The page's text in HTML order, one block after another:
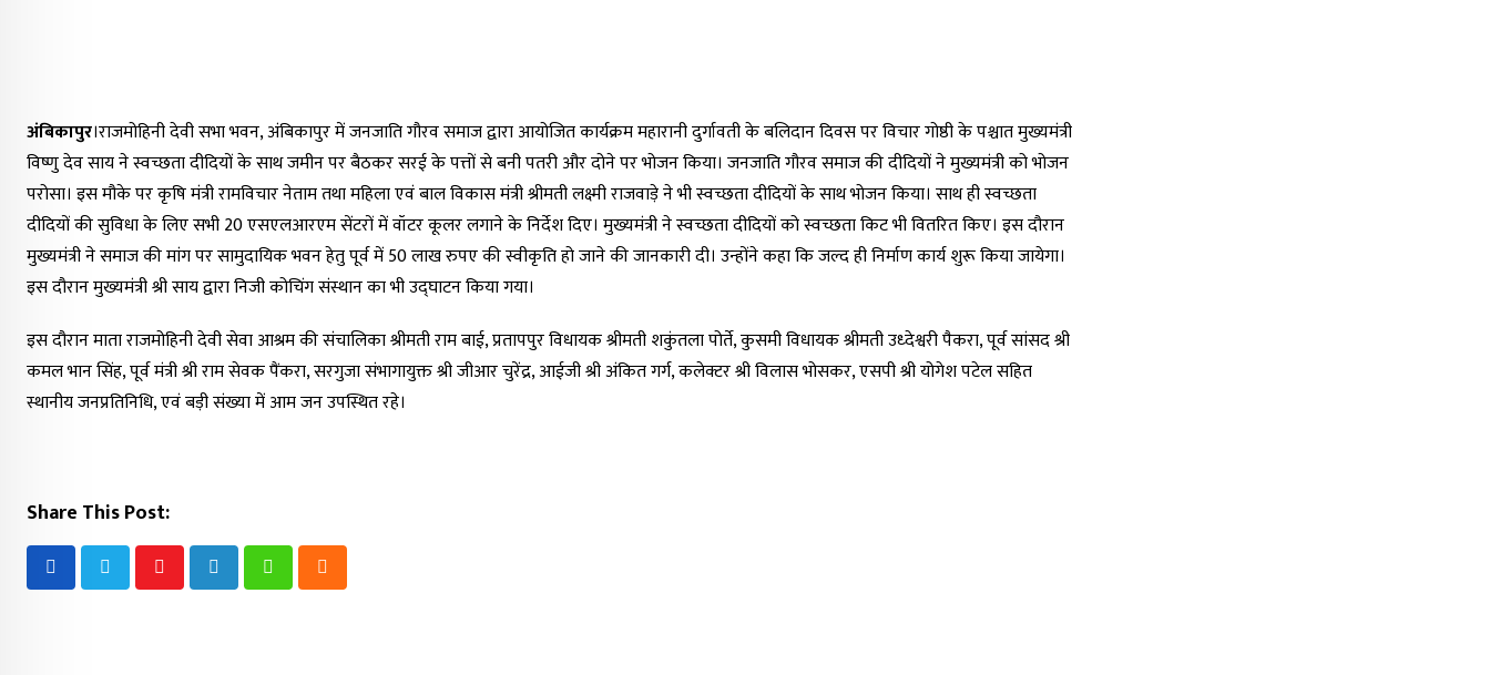
अंबिकापुर।राजमोहिनी देवी सभा भवन, अंबिकापुर में जनजाति गौरव समाज द्वारा आयोजित कार्यक्रम महारानी दुर्गावती के बलिदान दिवस पर विचार गोष्ठी के पश्चात मुख्यमंत्री
विष्णु देव साय ने स्वच्छता दीदियों के साथ जमीन पर बैठकर सरई के पत्तों से बनी पतरी और दोने पर भोजन किया। जनजाति गौरव समाज की दीदियों ने मुख्यमंत्री को भोजन
परोसा। इस मौके पर कृषि मंत्री रामविचार नेताम तथा महिला एवं बाल विकास मंत्री श्रीमती लक्ष्मी राजवाड़े ने भी स्वच्छता दीदियों के साथ भोजन किया। साथ ही स्वच्छता
दीदियों की सुविधा के लिए सभी 20 एसएलआरएम सेंटरों में वॉटर कूलर लगाने के निर्देश दिए। मुख्यमंत्री ने स्वच्छता दीदियों को स्वच्छता किट भी वितरित किए। इस दौरान
मुख्यमंत्री ने समाज की मांग पर सामुदायिक भवन हेतु पूर्व में 50 लाख रुपए की स्वीकृति हो जाने की जानकारी दी। उन्होंने कहा कि जल्द ही निर्माण कार्य शुरू किया जायेगा।
इस दौरान मुख्यमंत्री श्री साय द्वारा निजी कोचिंग संस्थान का भी उद्घाटन किया गया।
इस दौरान माता राजमोहिनी देवी सेवा आश्रम की संचालिका श्रीमती राम बाई, प्रतापपुर विधायक श्रीमती शकुंतला पोर्ते, कुसमी विधायक श्रीमती उध्देश्वरी पैकरा, पूर्व सांसद श्री
कमल भान सिंह, पूर्व मंत्री श्री राम सेवक पैंकरा, सरगुजा संभागायुक्त श्री जीआर चुरेंद्र, आईजी श्री अंकित गर्ग, कलेक्टर श्री विलास भोसकर, एसपी श्री योगेश पटेल सहित
स्थानीय जनप्रतिनिधि, एवं बड़ी संख्या में आम जन उपस्थित रहे।
Share This Post:
YoutubeLinkedInWhatsappCloud